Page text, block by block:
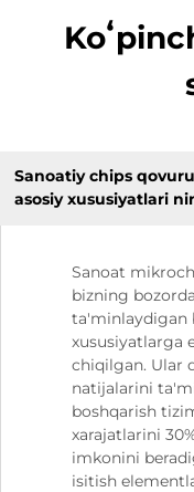
Sanoatiy chips
asosiy xususiyatlari
Sanoat
bizning
ta'minlaydigan
xususiyatlarga
chiqilgan. Ular
natijalarini
boshqarish
xarajatlarini
imkonini
isitish